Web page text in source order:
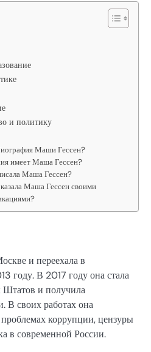
и политику
Маши Гессен?
имеет Маша Гессен?
Маша Гессен?
Маша Гессен своими
и переехала в
году. В 2017 году она стала
и получила
В своих работах она
коррупции, цензуры
в современной России.